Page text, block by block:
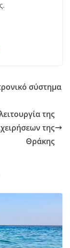
σύστημα
της
της
Θράκης